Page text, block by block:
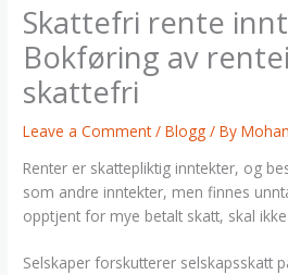
Skattefri rente
Bokføring av
skattefri
Leave a Comment /Blogg / By
Renter er skattepliktig inntekter, og
som andre inntekter, men finnes
opptjent for mye betalt skatt, skal
Selskaper forskutterer selskapsskatt